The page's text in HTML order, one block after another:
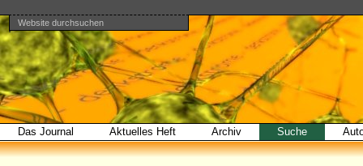
Direkt
zum
Inhalt
|
Direkt
zur
Navigation
Benutzerspezifische
Werkzeuge
Website durchsuchen
Erweiterte
Suche…
Bereiche
Das Journal Aktuelles Heft Archiv Suche